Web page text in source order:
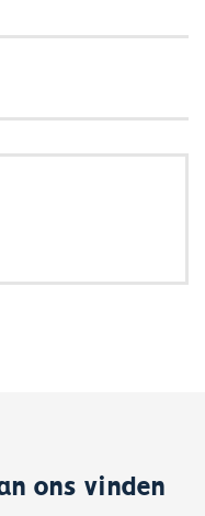
ons vinden